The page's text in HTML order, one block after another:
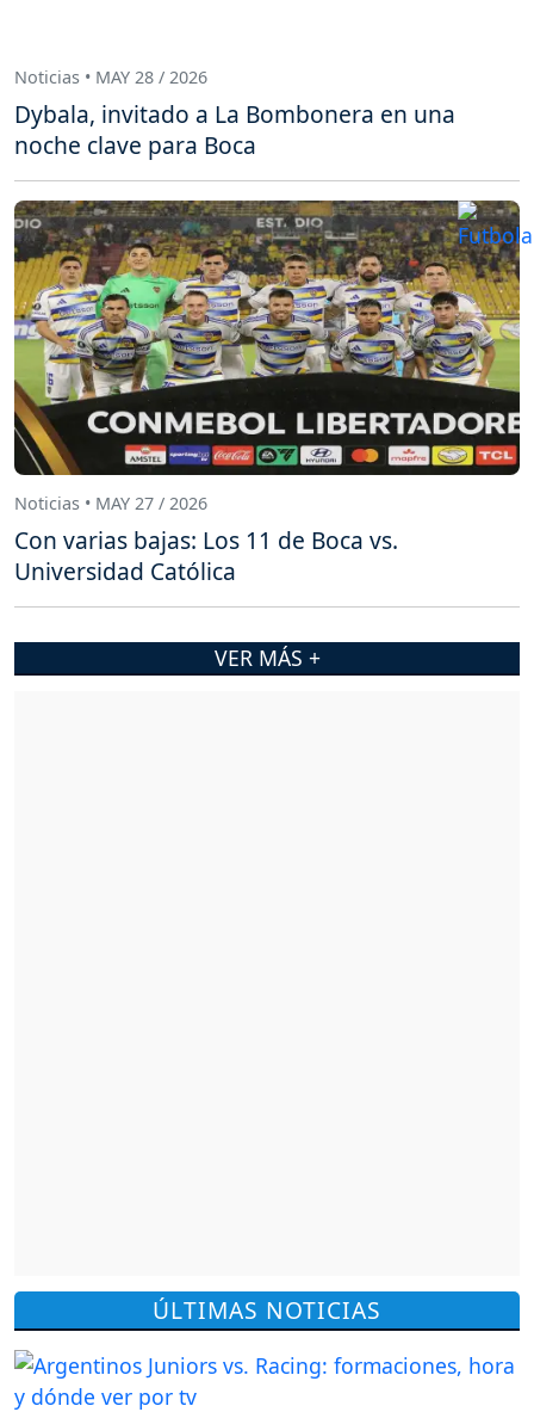
ÚLTIMAS NOTICIAS
Noticias • MAY 28 / 2026
Dybala, invitado a La Bombonera en una
noche clave para Boca
Noticias • MAY 27 / 2026
Con varias bajas: Los 11 de Boca vs.
Universidad Católica
VER MÁS +